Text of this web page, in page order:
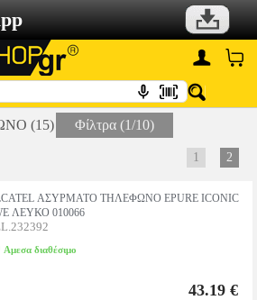
(15) Φίλτρα (1/10)
1 2
ΑΣΥΡΜΑΤΟ ΤΗΛΕΦΩΝΟ EPURE ICONIC
ΛΕΥΚΟ 010066
Αμεσα διαθέσιμο
43.19 €